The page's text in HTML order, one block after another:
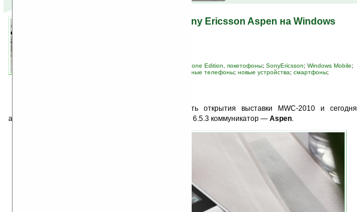
Бизнес-коммуникатор Sony Ericsson Aspen на Windows
Pocket PC Phone Edition, покетофоны; SonyEricsson; Windows Mobile;
мобильные телефоны; новые устройства; смартфоны;
решила не ждать открытия выставки MWC-2010 и сегодня
анонсировала первый официальный Windows Mobile 6.5.3 коммуникатор — Aspen.